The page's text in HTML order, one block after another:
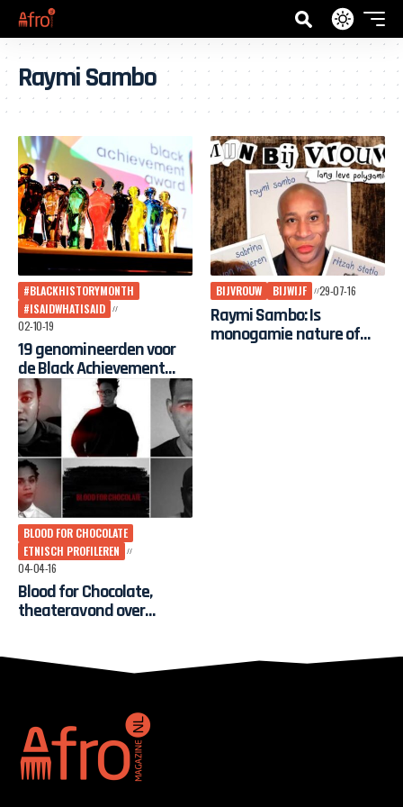
Raymi Sambo
#BLACKHISTORYMONTH
#ISAIDWHATISAID
02-10-19
19 genomineerden voor
de Black Achievement
Award
BIJVROUW BIJWIJF 29-07-16
Raymi Sambo: Is
monogamie nature of
BLOOD FOR CHOCOLATE
ETNISCH PROFILEREN
04-04-16
Blood for Chocolate,
theateravond over